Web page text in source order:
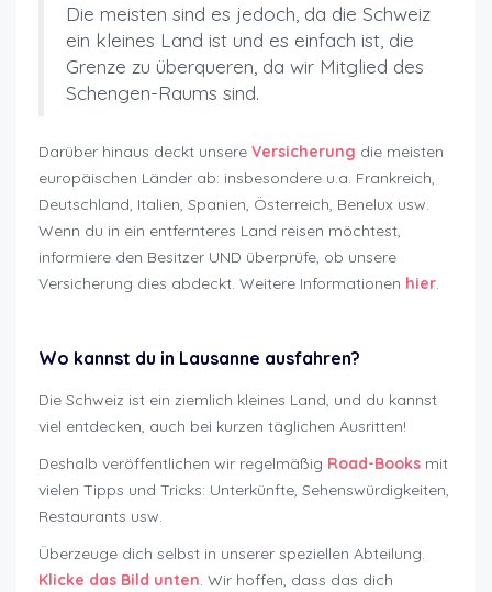
Die meisten sind es jedoch, da die Schweiz
ein kleines Land ist und es einfach ist, die
Grenze zu überqueren, da wir Mitglied des
Schengen-Raums sind.
Darüber hinaus deckt unsere Versicherung die meisten
europäischen Länder ab: insbesondere u.a. Frankreich,
Deutschland, Italien, Spanien, Österreich, Benelux usw.
Wenn du in ein entfernteres Land reisen möchtest,
informiere den Besitzer UND überprüfe, ob unsere
Versicherung dies abdeckt. Weitere Informationen hier.
Wo kannst du in Lausanne ausfahren?
Die Schweiz ist ein ziemlich kleines Land, und du kannst
viel entdecken, auch bei kurzen täglichen Ausritten!
Deshalb veröffentlichen wir regelmäßig Road-Books mit
vielen Tipps und Tricks: Unterkünfte, Sehenswürdigkeiten,
Restaurants usw.
Überzeuge dich selbst in unserer speziellen Abteilung.
Klicke das Bild unten. Wir hoffen, dass das dich